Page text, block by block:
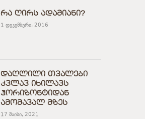
რა ღირს ადამიანი?
1 დეკემბერი, 2016
დაღლილი თვალები
კვლავ იხილავს
ჰორიზონტიდან
ამომავალ მზეს
17 მაისი, 2021